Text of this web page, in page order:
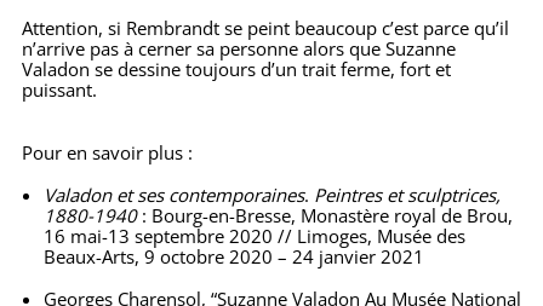
Attention, si Rembrandt se peint beaucoup c’est parce qu’il
n’arrive pas à cerner sa personne alors que Suzanne
Valadon se dessine toujours d’un trait ferme, fort et
puissant.
Pour en savoir plus :
Valadon et ses contemporaines. Peintres et sculptrices,
1880-1940: Bourg-en-Bresse, Monastère royal de Brou,
16 mai-13 septembre 2020 // Limoges, Musée des
Beaux-Arts, 9 octobre 2020 – 24 janvier 2021
Georges Charensol, “Suzanne Valadon Au Musée National